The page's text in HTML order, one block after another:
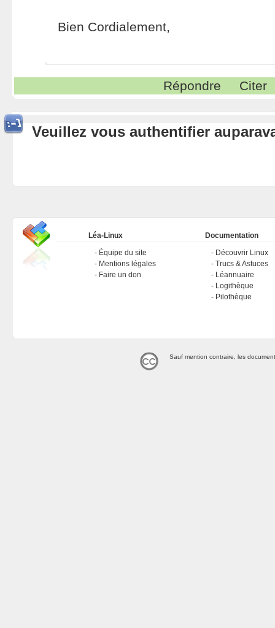
Bien Cordialement,
Répondre Citer
Veuillez vous authentifier
Léa-Linux
Équipe du site
Mentions légales
Faire un don
Documentation
Découvrir Linux
Trucs & Astuces
Léannuaire
Logithèque
Pilothèque
Sauf mention contraire, les